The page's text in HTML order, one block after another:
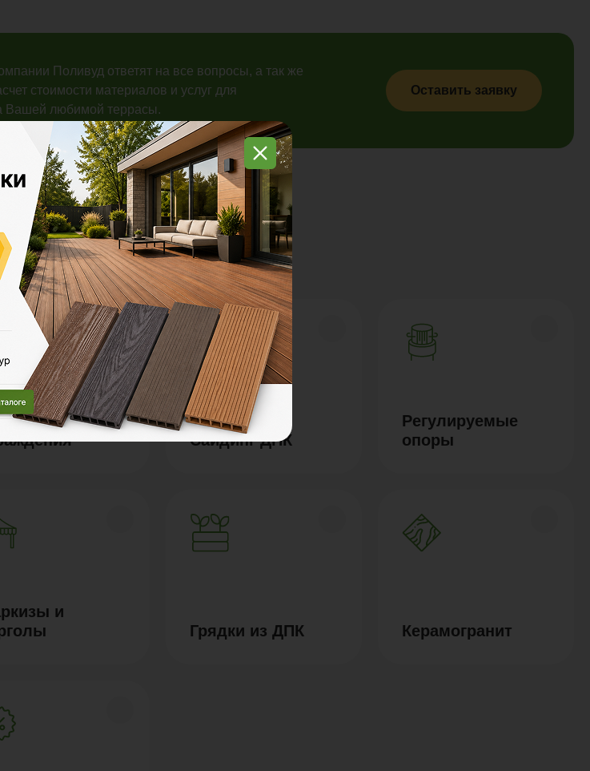
Поливуд ответят на все вопросы, а так же
стоимости материалов и услуг для
Вашей любимой террасы.
Оставить заявку
и
Сайдинг ДПК
Регулируемые
опоры
и
Грядки из ДПК Керамогранит